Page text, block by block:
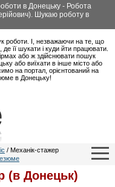
в Донецьку - Робота
Шукаю роботу в
роботи. І, незважаючи на те, що
її шукати і куди йти працювати.
або ж здійснювати пошук
або виїхати в інше місто або
на портал, орієнтований на
в Донецьку!
/ Механік-стажер
(в Донецьк)